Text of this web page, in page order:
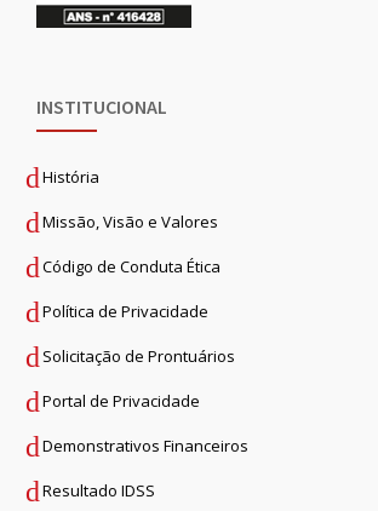
INSTITUCIONAL
História
Missão, Visão e Valores
Código de Conduta Ética
Política de Privacidade
Solicitação de Prontuários
Portal de Privacidade
Demonstrativos Financeiros
Resultado IDSS